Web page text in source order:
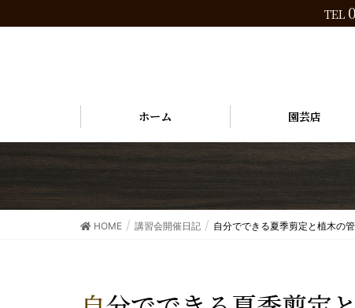
TEL
ホーム 園芸店
HOME 講習会開催日記 自分でできる夏季剪定と植木の